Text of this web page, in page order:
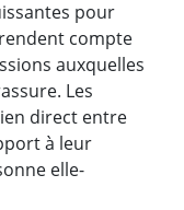
pour
compte
auxquelles
Les
direct entre
à leur
elle-